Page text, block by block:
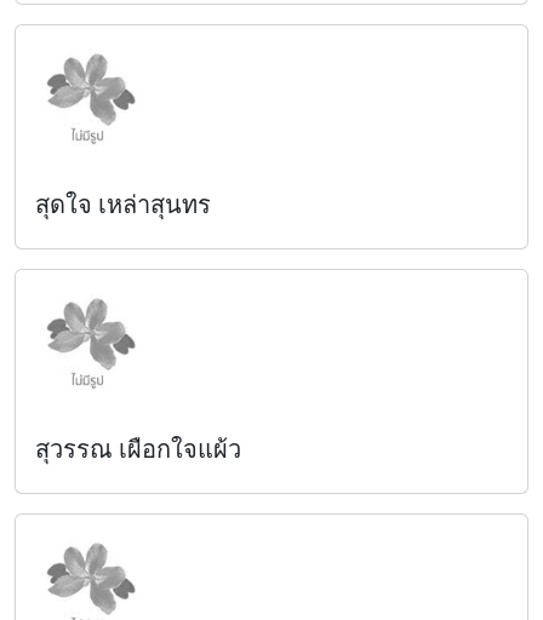
สุดใจ เหล่าสุนทร
สุวรรณ เผือกใจแผ้ว